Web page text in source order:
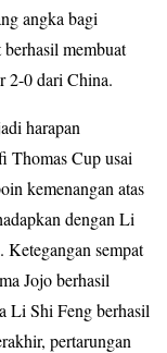
angka bagi
membuat
2-0 dari China.
harapan
Thomas Cup usai
kemenangan atas
dengan Li
sempat
Jojo berhasil
Li Shi Feng berhasil
pertarungan